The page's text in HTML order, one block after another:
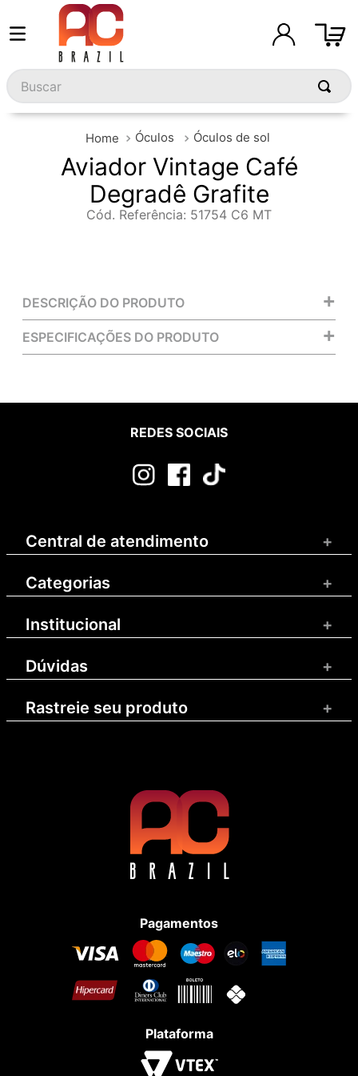
Buscar
Óculos Óculos de sol
Aviador Vintage Café
Degradê Grafite
Cód. Referência: 51754 C6 MT
DESCRIÇÃO DO PRODUTO +
ESPECIFICAÇÕES DO PRODUTO +
REDES SOCIAIS
Central de atendimento +
Categorias +
Institucional +
Dúvidas +
Rastreie seu produto +
Pagamentos
Plataforma